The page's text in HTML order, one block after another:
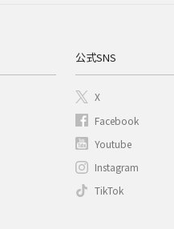
公式SNS
X
Facebook
Youtube
Instagram
TikTok